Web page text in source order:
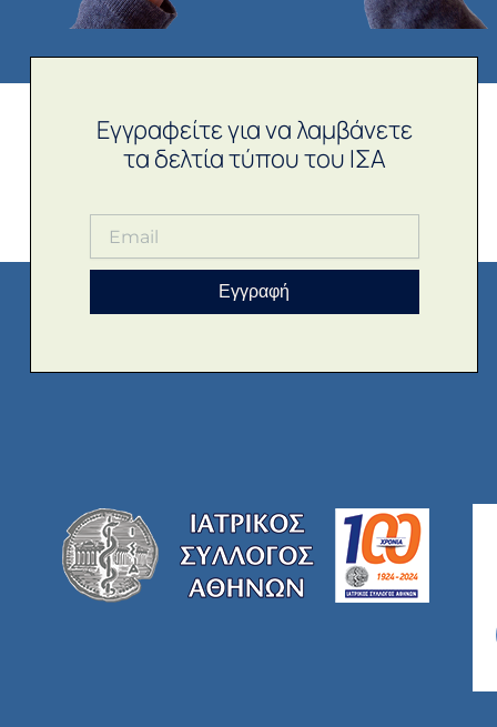
Εγγραφείτε για να λαμβάνετε
τα δελτία τύπου του ΙΣΑ
Εγγραφή